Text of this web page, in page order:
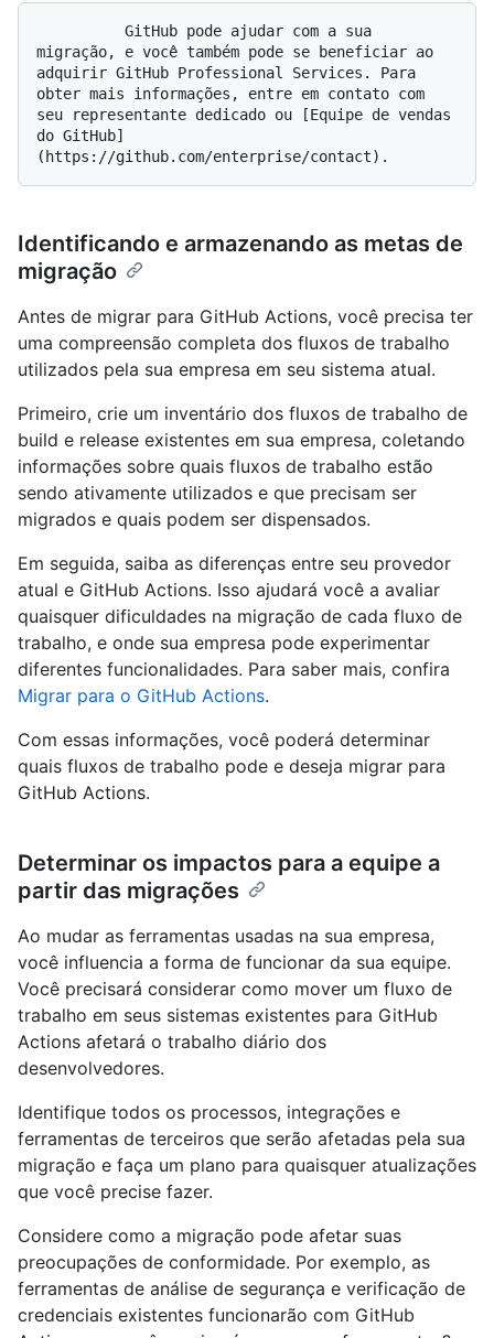
migração, e você também pode se beneficiar ao
adquirir GitHub Professional Services. Para
obter mais informações, entre em contato com
seu representante dedicado ou [Equipe de vendas
do GitHub]
Identificando e armazenando as metas de
migração
Antes de migrar para GitHub Actions, você precisa ter
uma compreensão completa dos fluxos de trabalho
utilizados pela sua empresa em seu sistema atual.
Primeiro, crie um inventário dos fluxos de trabalho de
build e release existentes em sua empresa, coletando
informações sobre quais fluxos de trabalho estão
sendo ativamente utilizados e que precisam ser
migrados e quais podem ser dispensados.
Em seguida, saiba as diferenças entre seu provedor
atual e GitHub Actions. Isso ajudará você a avaliar
quaisquer dificuldades na migração de cada fluxo de
trabalho, e onde sua empresa pode experimentar
diferentes funcionalidades. Para saber mais, confira
Migrar para o GitHub Actions.
Com essas informações, você poderá determinar
quais fluxos de trabalho pode e deseja migrar para
GitHub Actions.
Determinar os impactos para a equipe a
partir das migrações
Ao mudar as ferramentas usadas na sua empresa,
você influencia a forma de funcionar da sua equipe.
Você precisará considerar como mover um fluxo de
trabalho em seus sistemas existentes para GitHub
Actions afetará o trabalho diário dos
desenvolvedores.
Identifique todos os processos, integrações e
ferramentas de terceiros que serão afetadas pela sua
migração e faça um plano para quaisquer atualizações
que você precise fazer.
Considere como a migração pode afetar suas
preocupações de conformidade. Por exemplo, as
ferramentas de análise de segurança e verificação de
credenciais existentes funcionarão com GitHub